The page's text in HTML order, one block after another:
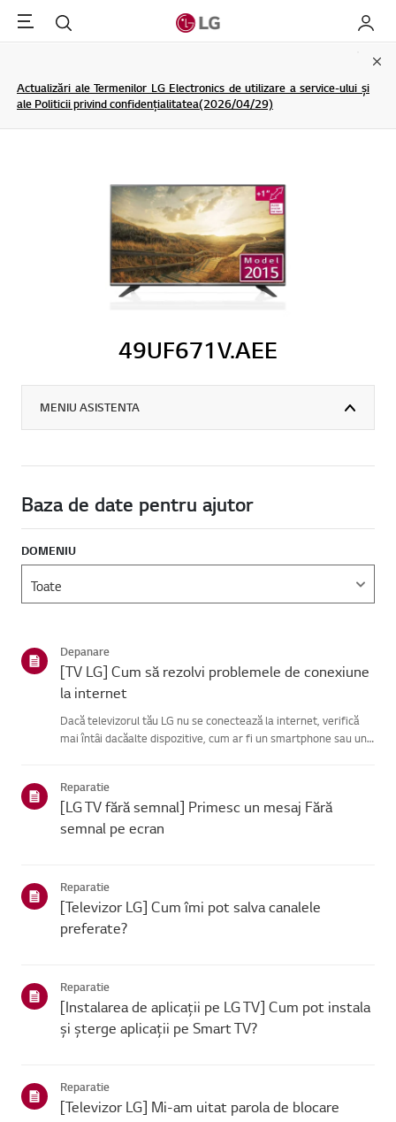
Menu Cautare My LG
Actualizări ale Termenilor LG Electronics de utilizare a service-ului și
ale Politicii privind confidențialitatea(2026/04/29)
49UF671V.AEE
MENIU ASISTENTA
Baza de date pentru ajutor
DOMENIU
Depanare
[TV LG] Cum să rezolvi problemele de conexiune
la internet
Dacă televizorul tău LG nu se conectează la internet, verifică
mai întâi dacăalte dispozitive, cum ar fi un smartphone sau un
Reparatie
[LG TV fără semnal] Primesc un mesaj Fără
semnal pe ecran
Reparatie
[Televizor LG] Cum îmi pot salva canalele
preferate?
Reparatie
[Instalarea de aplicații pe LG TV] Cum pot instala
și șterge aplicații pe Smart TV?
Reparatie
[Televizor LG] Mi-am uitat parola de blocare